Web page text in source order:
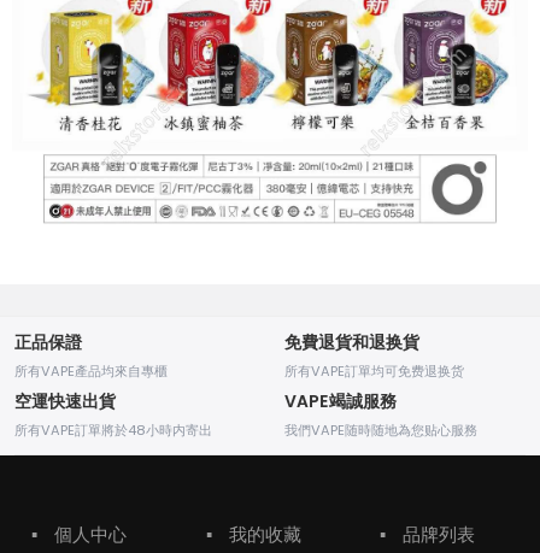
正品保證
所有VAPE產品均來自專櫃
免費退貨和退换貨
所有VAPE訂單均可免费退换货
空運快速出貨
所有VAPE訂單將於48小時内寄出
VAPE竭誠服務
我們VAPE随時随地為您贴心服務
▪ 個人中心 ▪ 我的收藏 ▪ 品牌列表